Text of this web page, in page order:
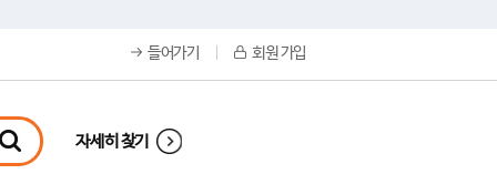
들어가기 회원 가입
자세히 찾기